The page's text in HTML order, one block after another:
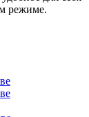
режиме.